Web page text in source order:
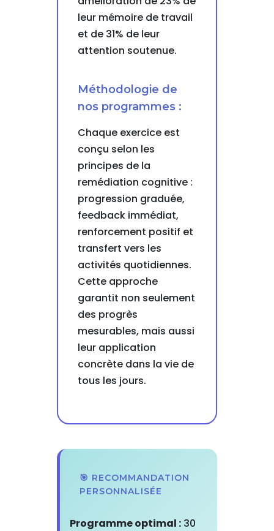
leur mémoire de travail
et de 31% de leur
attention soutenue.
Méthodologie de
nos programmes :
Chaque exercice est
conçu selon les
principes de la
remédiation cognitive :
progression graduée,
feedback immédiat,
renforcement positif et
transfert vers les
activités quotidiennes.
Cette approche
garantit non seulement
des progrès
mesurables, mais aussi
leur application
concrète dans la vie de
tous les jours.
🎯 RECOMMANDATION
PERSONNALISÉE
Programme optimal :30